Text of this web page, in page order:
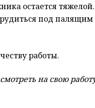
остается
под
работы.
на свою